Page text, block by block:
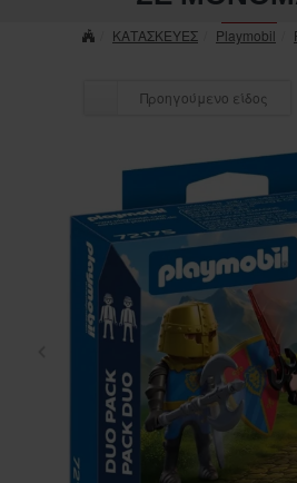
ΚΑΤΑΣΚΕΥΕΣ Playmobil
Προηγούμενο είδος